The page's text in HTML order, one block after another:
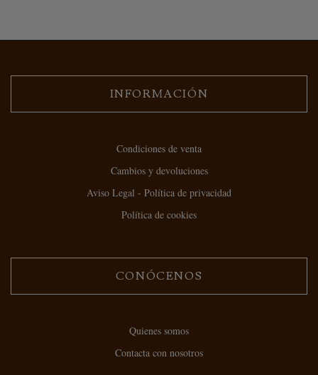
INFORMACIÓN
Condiciones de venta
Cambios y devoluciones
Aviso Legal - Política de privacidad
Política de cookies
CONÓCENOS
Quienes somos
Contacta con nosotros